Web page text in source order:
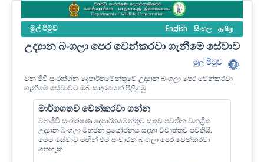
මුල් පි‍ටුව English සිංහල தமிழ
උද්‍යාන බංගලා පෙර වෙන්කරවා ගැනීමේ සේවාව
මුල් පි‍ටුව
වන ජීවී සංරක්ශන දෙපාර්තමේන්තුවේ උද්‍යාන බංගලා පෙර වෙන්කරවා
ගැනීමේ සේවාවට ඔබ සාදරයෙන් පිලිගමු.
මාර්ගගතව වෙන්කරවා ගන්න
වනජීවී සංරක්ෂණ දෙපාර්තමේන්තුව සතුව පවතින වනශ්‍රිත
උද්‍යාන බංගලා මහජන ප්‍රයෝජනය සඳහා විවෘත්තව පවතියි.
මෙම සේවාව මඟින් එම සංචාරක බංගලා පෙර වෙන්කරවා
ගතහැක.